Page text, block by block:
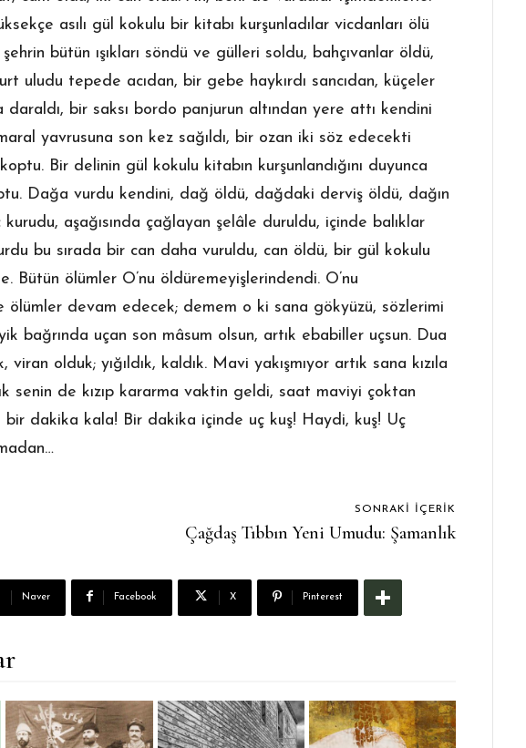
asılı gül kokulu bir kitabı kurşunladılar vicdanları ölü
bütün ışıkları söndü ve gülleri soldu, bahçıvanlar öldü,
uludu tepede acıdan, bir gebe haykırdı sancıdan, küçeler
daraldı, bir saksı bordo panjurun altından yere attı kendini
yavrusuna son kez sağıldı, bir ozan iki söz edecekti
Bir delinin gül kokulu kitabın kurşunlandığını duyunca
Dağa vurdu kendini, dağ öldü, dağdaki derviş öldü, dağın
aşağısında çağlayan şelâle duruldu, içinde balıklar
bu sırada bir can daha vuruldu, can öldü, bir gül kokulu
Bütün ölümler O’nu öldüremeyişlerindendi. O’nu
ölümler devam edecek; demem o ki sana gökyüzü, sözlerimi
bağrında uçan son mâsum olsun, artık ebabiller uçsun. Dua
olduk; yığıldık, kaldık. Mavi yakışmıyor artık sana kızıla
senin de kızıp kararma vaktin geldi, saat maviyi çoktan
bir dakika kala! Bir dakika içinde uç kuş! Haydi, kuş! Uç
SONRAKI İÇERIK
Çağdaş Tıbbın Yeni Umudu: Şamanlık
Naver Facebook X Pinterest